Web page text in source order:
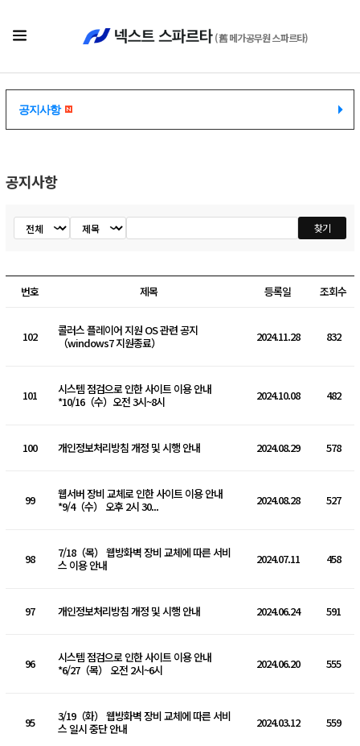
(舊 메가공무원 스파르타)
공지사항
공지사항
공지사항
공지사항
검색
찾기
번호 제목 등록일 조회수
102
콜러스 플레이어 지원 OS 관련 공지
（windows7 지원종료）
2024.11.28 832
101
시스템 점검으로 인한 사이트 이용 안내
*10/16（수）오전 3시~8시
2024.10.08 482
100 개인정보처리방침 개정 및 시행 안내 2024.08.29 578
99
웹서버 장비 교체로 인한 사이트 이용 안내
*9/4（수） 오후 2시 30...
2024.08.28 527
98
7/18（목） 웹방화벽 장비 교체에 따른 서비
스 이용 안내
2024.07.11 458
97 개인정보처리방침 개정 및 시행 안내 2024.06.24 591
96
시스템 점검으로 인한 사이트 이용 안내
*6/27（목） 오전 2시~6시
2024.06.20 555
95
3/19（화） 웹방화벽 장비 교체에 따른 서비
스 일시 중단 안내
2024.03.12 559